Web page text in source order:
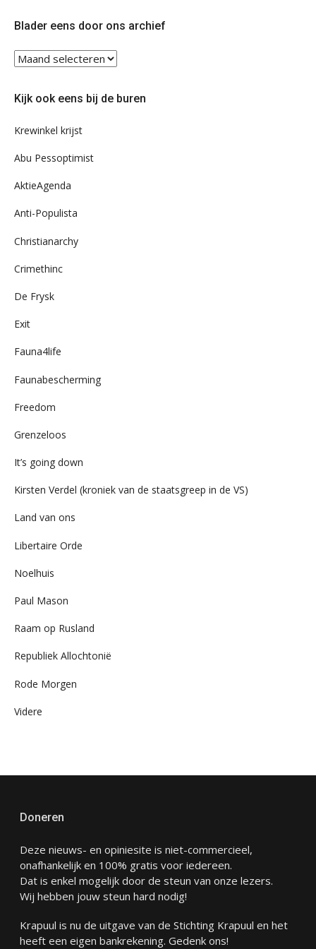
Blader eens door ons archief
Blader
eens
ons
Kijk ook eens bij de buren
Krewinkel krijst
Abu Pessoptimist
AktieAgenda
Anti-Populista
Christianarchy
Crimethinc
De Frysk
Exit
Fauna4life
Faunabescherming
Freedom
Grenzeloos
It’s going down
Kirsten Verdel (kroniek van de staatsgreep in de VS)
Land van ons
Libertaire Orde
Noelhuis
Paul Mason
Raam op Rusland
Republiek Allochtonië
Rode Morgen
Videre
Doneren
Deze nieuws- en opiniesite is niet-commercieel,
onafhankelijk en 100% gratis voor iedereen.
Dat is enkel mogelijk door de steun van onze lezers.
Wij hebben jouw steun hard nodig!
Krapuul is nu de uitgave van de Stichting Krapuul en het
heeft een eigen bankrekening. Gedenk ons!